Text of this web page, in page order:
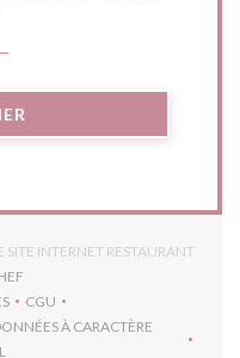
INTERNET RESTAURANT
UNE NOUVELLE FENÊTRE))
CGU
((OUVRE UNE NOUVELLE
À CARACTÈRE
UNE NOUVELLE FENÊTRE))